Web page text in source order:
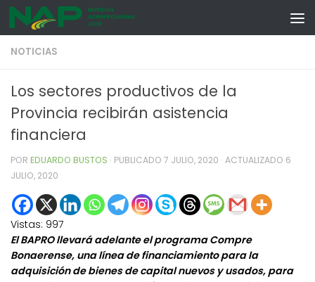
Skip to content
NOTICIAS
Los sectores productivos de la
Provincia recibirán asistencia
financiera
POR EDUARDO BUSTOS · PUBLICADO 7 JULIO, 2020 · ACTUALIZADO 6
JULIO, 2020
Vistas: 997
El BAPRO llevará adelante el programa Compre
Bonaerense, una línea de financiamiento para la
adquisición de bienes de capital nuevos y usados, para